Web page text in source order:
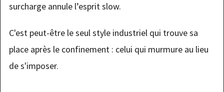
surcharge annule l’esprit slow.
C'est peut-être le seul style industriel qui trouve sa
place après le confinement : celui qui murmure au lieu
de s'imposer.